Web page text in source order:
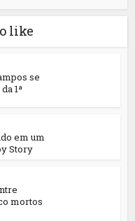
like
se
1ª
em um
Story
mortos